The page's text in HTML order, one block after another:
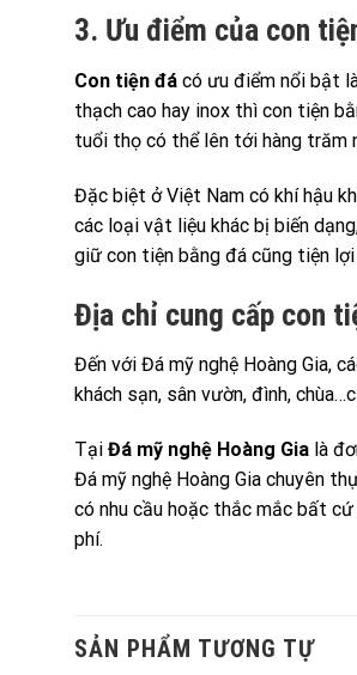
3. Ưu điểm của con
Con tiện đá có ưu điểm nổi bật
thạch cao hay inox thì con tiện
tuổi thọ có thể lên tới hàng trăm
Đặc biệt ở Việt Nam có khí hậu
các loại vật liệu khác bị biến
giữ con tiện bằng đá cũng tiện
Địa chỉ cung cấp con
Đến với Đá mỹ nghệ Hoàng Gia,
khách sạn, sân vườn, đình,
Tại Đá mỹ nghệ Hoàng Gia là
Đá mỹ nghệ Hoàng Gia chuyên
có nhu cầu hoặc thắc mắc bất
phí.
SẢN PHẨM TƯƠNG TỰ